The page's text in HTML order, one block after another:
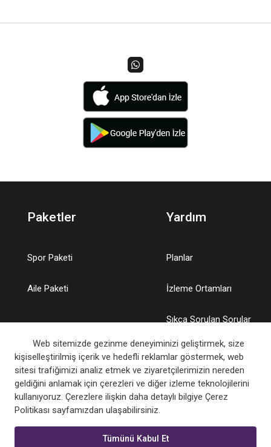
Web sitemizde gezinme deneyiminizi geliştirmek, size
kişiselleştirilmiş içerik ve hedefli reklamlar göstermek, web
sitesi trafiğimizi analiz etmek ve ziyaretçilerimizin nereden
geldiğini anlamak için çerezleri ve diğer izleme teknolojilerini
kullanıyoruz. Çerezlere ilişkin daha detaylı bilgiye Çerez
Politikası sayfamızdan ulaşabilirsiniz.
Tümünü Kabul Et
Paketler
Spor Paketi
Aile Paketi
Yardım
Planlar
İzleme Ortamları
Sıkça Sorulan Sorular